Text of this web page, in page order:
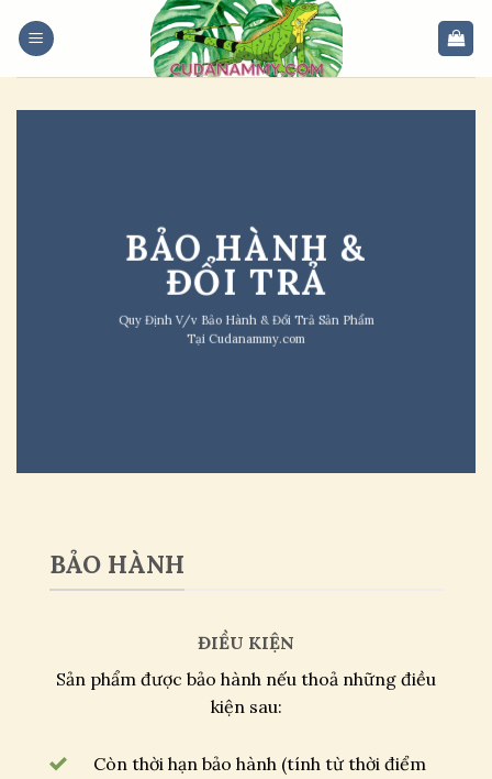
BẢO HÀNH &
ĐỔI TRẢ
Quy Định V/v Bảo Hành & Đổi Trả Sản Phẩm
Tại Cudanammy.com
BẢO HÀNH
ĐIỀU KIỆN
Sản phẩm được bảo hành nếu thoả những điều
kiện sau:
Còn thời hạn bảo hành (tính từ thời điểm